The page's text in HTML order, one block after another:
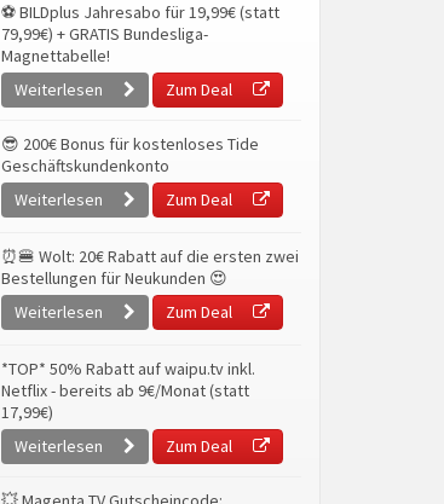
⚽ BILDplus Jahresabo für 19,99€ (statt
79,99€) + GRATIS Bundesliga-
Magnettabelle!
Weiterlesen
Zum Deal
😎 200€ Bonus für kostenloses Tide
Geschäftskundenkonto
Weiterlesen
Zum Deal
⏰🍔 Wolt: 20€ Rabatt auf die ersten zwei
Bestellungen für Neukunden 😍
Weiterlesen
Zum Deal
*TOP* 50% Rabatt auf waipu.tv inkl.
Netflix - bereits ab 9€/Monat (statt
17,99€)
Weiterlesen
Zum Deal